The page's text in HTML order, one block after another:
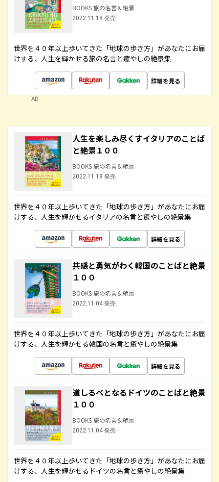
BOOKS 旅の名言＆絶景
2022.11.18 発売
世界を４０年以上歩いてきた「地球の歩き方」があなたにお届
けする、人生を輝かせる旅の名言と癒やしの絶景集
詳細を見る
AD
人生を楽しみ尽くすイタリアのことば
と絶景１００
BOOKS 旅の名言＆絶景
2022.11.18 発売
世界を４０年以上歩いてきた「地球の歩き方」があなたにお届
けする、人生を輝かせるイタリアの名言と癒やしの絶景集
詳細を見る
共感と勇気がわく韓国のことばと絶景
１００
BOOKS 旅の名言＆絶景
2022.11.04 発売
世界を４０年以上歩いてきた「地球の歩き方」があなたにお届
けする、人生を輝かせる韓国の名言と癒やしの絶景集
詳細を見る
道しるべとなるドイツのことばと絶景
１００
BOOKS 旅の名言＆絶景
2022.11.04 発売
世界を４０年以上歩いてきた「地球の歩き方」があなたにお届
けする、人生を輝かせるドイツの名言と癒やしの絶景集